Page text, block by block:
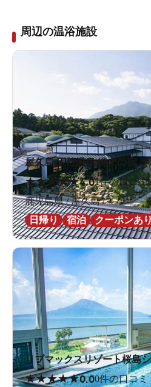
周辺の温浴施設
屋久島 天然温泉 縄文の宿 ま
★★★★★4.01件の口コミ
鹿児島県 / 屋久島 /
日帰り
宿泊 クーポンあり
リブマックスリゾート桜島
★★★★★0.00件の口コミ